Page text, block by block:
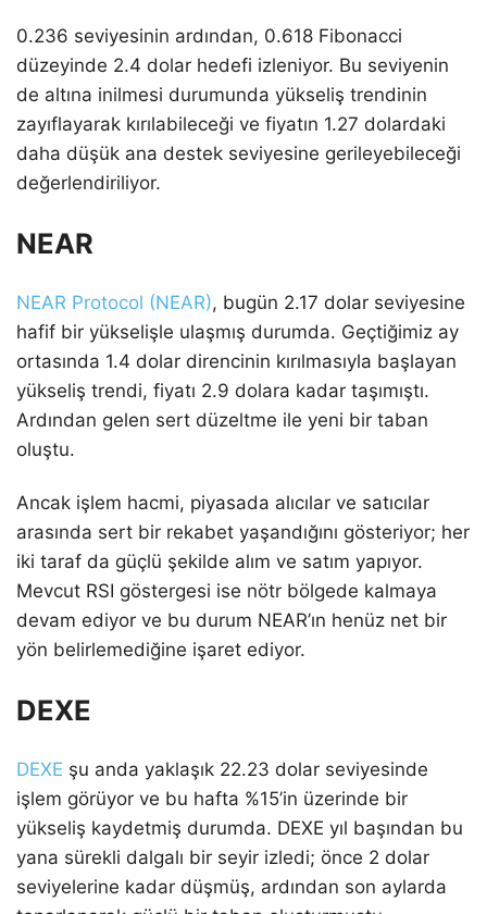
0.236 seviyesinin ardından, 0.618 Fibonacci
düzeyinde 2.4 dolar hedefi izleniyor. Bu seviyenin
de altına inilmesi durumunda yükseliş trendinin
zayıflayarak kırılabileceği ve fiyatın 1.27 dolardaki
daha düşük ana destek seviyesine gerileyebileceği
değerlendiriliyor.
NEAR
NEAR Protocol (NEAR), bugün 2.17 dolar seviyesine
hafif bir yükselişle ulaşmış durumda. Geçtiğimiz ay
ortasında 1.4 dolar direncinin kırılmasıyla başlayan
yükseliş trendi, fiyatı 2.9 dolara kadar taşımıştı.
Ardından gelen sert düzeltme ile yeni bir taban
oluştu.
Ancak işlem hacmi, piyasada alıcılar ve satıcılar
arasında sert bir rekabet yaşandığını gösteriyor; her
iki taraf da güçlü şekilde alım ve satım yapıyor.
Mevcut RSI göstergesi ise nötr bölgede kalmaya
devam ediyor ve bu durum NEAR’ın henüz net bir
yön belirlemediğine işaret ediyor.
DEXE
DEXE şu anda yaklaşık 22.23 dolar seviyesinde
işlem görüyor ve bu hafta %15’in üzerinde bir
yükseliş kaydetmiş durumda. DEXE yıl başından bu
yana sürekli dalgalı bir seyir izledi; önce 2 dolar
seviyelerine kadar düşmüş, ardından son aylarda